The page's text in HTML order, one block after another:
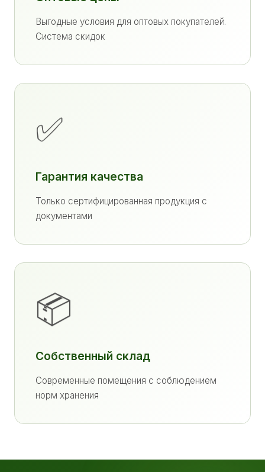
Выгодные условия для оптовых покупателей.
Система скидок
✅
Гарантия качества
Только сертифицированная продукция с
документами
📦
Собственный склад
Современные помещения с соблюдением
норм хранения